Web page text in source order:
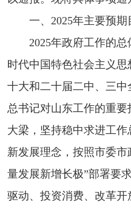
一、2025年主要预期
2025年政府工作的
时代中国特色社会主义
十大和二十届二中、三
总书记对山东工作的重
大梁，坚持稳中求进工
新发展理念，按照市委
量发展新增长极”部署要
驱动、投资消费、改革开